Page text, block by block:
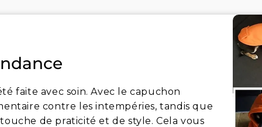
faite avec soin. Avec le capuchon
contre les intempéries, tandis que
de praticité et de style. Cela vous